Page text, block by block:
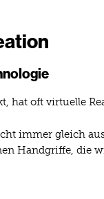
hat oft virtuelle
immer gleich
Handgriffe, die